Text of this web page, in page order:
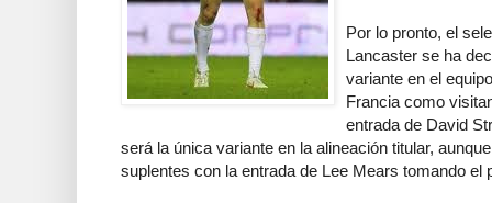
Por lo pronto, el
Lancaster se ha
variante en el
Francia como
entrada de David
será la única variante en la alineación titular,
suplentes con la entrada de Lee Mears tomando el